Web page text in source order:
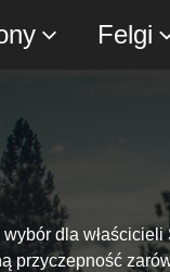
Felgi
wybór dla
przyczepność